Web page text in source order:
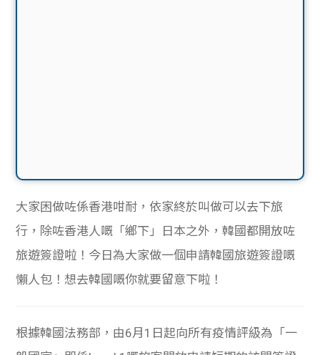
大家困做咗係香港咁耐，依家終於叫做可以去下旅
行，除咗香港人嘅「鄉下」日本之外，韓國都開放咗
旅遊簽證啦！今日為大家做一個申請韓國旅遊簽證嘅
懶人包！想去韓國嘅你就要留意下啦！
根據韓國法務部，由6月1日起向所有疫情評級為「一